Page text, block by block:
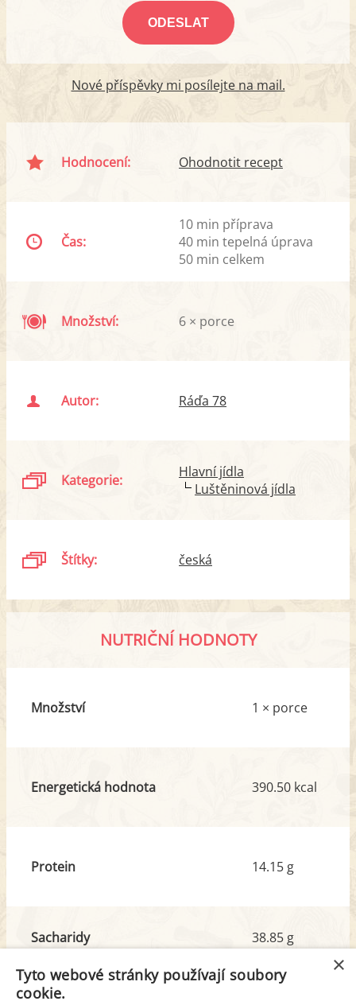
Nové příspěvky mi posílejte na mail.
Hodnocení: Ohodnotit recept
Čas:
10 min příprava
40 min tepelná úprava
50 min celkem
Množství: 6 × porce
Autor: Ráďa 78
Kategorie:
Hlavní jídla
Luštěninová jídla
Štítky: česká
NUTRIČNÍ HODNOTY
Množství 1 × porce
Energetická hodnota 390.50 kcal
Protein 14.15 g
Sacharidy
z toho cukr
38.85 g
5.30 g
×
Tyto webové stránky používají soubory
cookie.